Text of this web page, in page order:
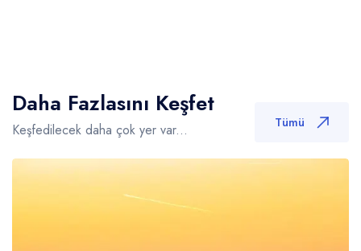
Daha Fazlasını Keşfet
Keşfedilecek daha çok yer var... Tümü